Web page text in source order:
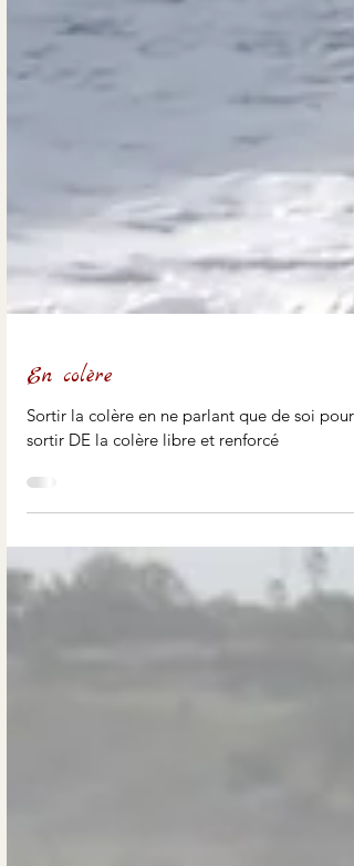
Sortir la colère en ne parlant que de soi pour
sortir DE la colère libre et renforcé